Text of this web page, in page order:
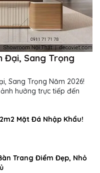
Đại, Sang Trọng
Sang Trọng Năm 2026!
hưởng trực tiếp đến
Mặt Đá Nhập Khẩu!
Trang Điểm Đẹp, Nhỏ